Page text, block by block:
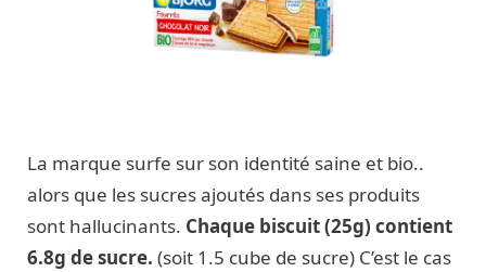
La marque surfe sur son identité saine et bio..
alors que les sucres ajoutés dans ses produits
sont hallucinants. Chaque biscuit (25g) contient
6.8g de sucre. (soit 1.5 cube de sucre) C’est le cas